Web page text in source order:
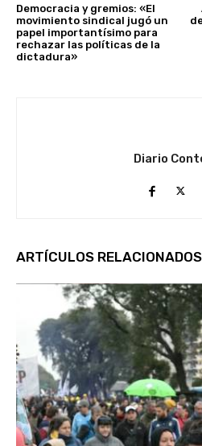
Democracia y gremios: «El
movimiento sindical jugó un
papel importantísimo para
rechazar las políticas de la
dictadura»
Diario
ARTÍCULOS RELACIONADOS